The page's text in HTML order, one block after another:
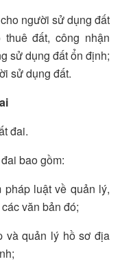
người sử dụng đất
đất, công nhận
sử dụng đất ổn định;
sử dụng đất.
đai.
bao gồm:
luật về quản lý,
văn bản đó;
và quản lý hồ sơ địa